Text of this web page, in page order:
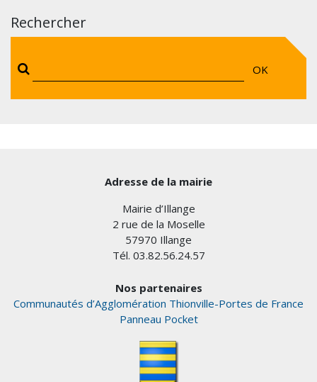
Rechercher
OK
Adresse de la mairie
Mairie d’Illange
2 rue de la Moselle
57970 Illange
Tél. 03.82.56.24.57
Nos partenaires
Communautés d’Agglomération Thionville-Portes de France
Panneau Pocket